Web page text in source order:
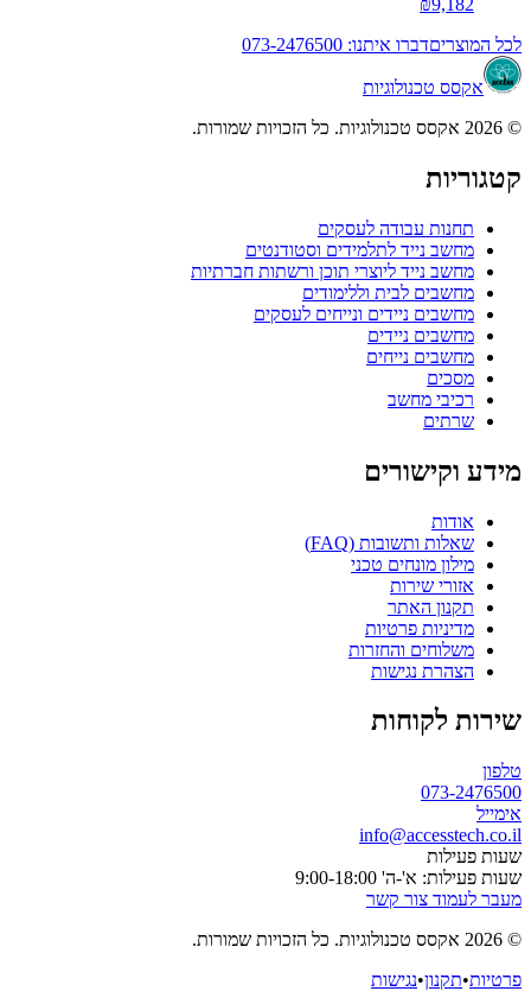
לכל המוצריםדברו איתנו: 073-2476500
אקסס טכנולוגיות
© 2026 אקסס טכנולוגיות. כל הזכויות שמורות.
קטגוריות
תחנות עבודה לעסקים
מחשב נייד לתלמידים וסטודנטים
מחשב נייד ליוצרי תוכן ורשתות חברתיות
מחשבים לבית וללימודים
מחשבים ניידים ונייחים לעסקים
מחשבים ניידים
מחשבים נייחים
מסכים
רכיבי מחשב
שרתים
מידע וקישורים
אודות
שאלות ותשובות (FAQ)
מילון מונחים טכני
אזורי שירות
תקנון האתר
מדיניות פרטיות
משלוחים והחזרות
הצהרת נגישות
שירות לקוחות
טלפון
073-2476500
אימייל
info@accesstech.co.il
שעות פעילות
שעות פעילות: א'-ה' 9:00-18:00
מעבר לעמוד צור קשר
© 2026 אקסס טכנולוגיות. כל הזכויות שמורות.
פרטיות•תקנון•נגישות